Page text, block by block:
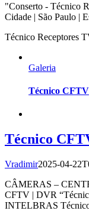
"Conserto - Técnico
Cidade | São Paulo |
Técnico Receptores
Galeria
Técnico CFTV
Técnico
Vradimir2025-04-
CÂMERAS –
CFTV | DVR
INTELBRAS